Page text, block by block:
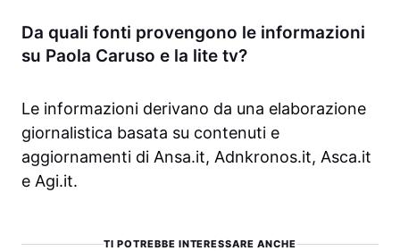
Da quali fonti provengono le informazioni
su Paola Caruso e la lite tv?
Le informazioni derivano da una elaborazione
giornalistica basata su contenuti e
aggiornamenti di Ansa.it, Adnkronos.it, Asca.it
e Agi.it.
TI POTREBBE INTERESSARE ANCHE